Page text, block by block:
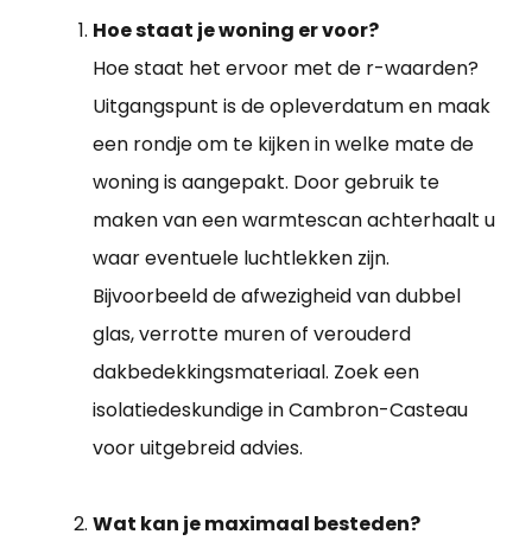
Hoe staat je woning er voor?
Hoe staat het ervoor met de r-waarden?
Uitgangspunt is de opleverdatum en maak
een rondje om te kijken in welke mate de
woning is aangepakt. Door gebruik te
maken van een warmtescan achterhaalt u
waar eventuele luchtlekken zijn.
Bijvoorbeeld de afwezigheid van dubbel
glas, verrotte muren of verouderd
dakbedekkingsmateriaal. Zoek een
isolatiedeskundige in Cambron-Casteau
voor uitgebreid advies.
Wat kan je maximaal besteden?